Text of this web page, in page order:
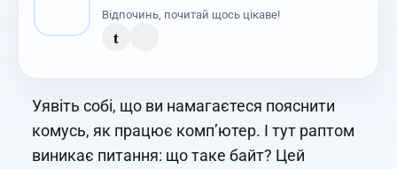
Відпочинь, почитай щось цікаве!
t
Уявіть собі, що ви намагаєтеся пояснити
комусь, як працює комп’ютер. І тут раптом
виникає питання: що таке байт? Цей